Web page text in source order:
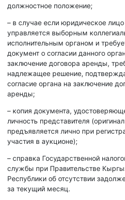
должностное положение;
– в случае если юридическое лицо
управляется выборным
исполнительным органом и
документ о согласии данного
заключение договора аренды,
надлежащее решение,
согласие органа на заключение
аренды;
– копия документа,
личность представителя (оригинал
предъявляется лично при
участия в аукционе);
– справка Государственной
службы при Правительстве
Республики об отсутствии
за текущий месяц.